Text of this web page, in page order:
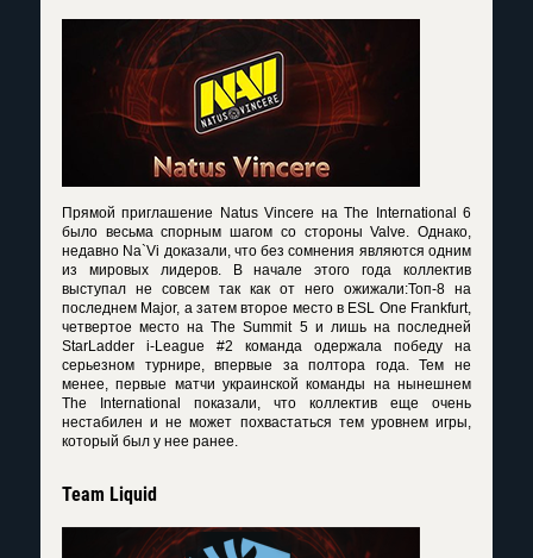
Прямой приглашение Natus Vincere на The International 6
было весьма спорным шагом со стороны Valve. Однако,
недавно Na`Vi доказали, что без сомнения являются одним
из мировых лидеров. В начале этого года коллектив
выступал не совсем так как от него ожижали:Топ-8 на
последнем Major, а затем второе место в ESL One Frankfurt,
четвертое место на The Summit 5 и лишь на последней
StarLadder i-League #2 команда одержала победу на
серьезном турнире, впервые за полтора года. Тем не
менее, первые матчи украинской команды на нынешнем
The International показали, что коллектив еще очень
нестабилен и не может похвастаться тем уровнем игры,
который был у нее ранее.
Team Liquid